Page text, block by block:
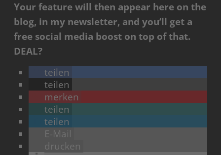
Your feature will then appear here on the
blog, in my newsletter, and you’ll get a
free social media boost on top of that.
DEAL?
teilen
teilen
merken
teilen
teilen
E-Mail
drucken